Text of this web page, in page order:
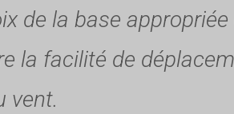
de la base
la facilité de
vent.